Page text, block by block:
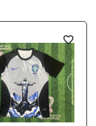
favorite_border